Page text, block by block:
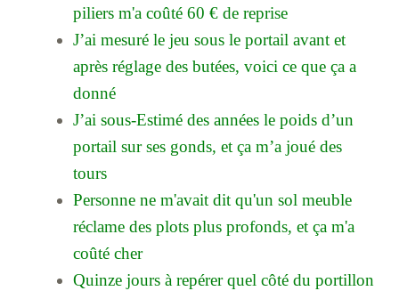
piliers m'a coûté 60 € de reprise
J’ai mesuré le jeu sous le portail avant et
après réglage des butées, voici ce que ça a
donné
J’ai sous-Estimé des années le poids d’un
portail sur ses gonds, et ça m’a joué des
tours
Personne ne m'avait dit qu'un sol meuble
réclame des plots plus profonds, et ça m'a
coûté cher
Quinze jours à repérer quel côté du portillon